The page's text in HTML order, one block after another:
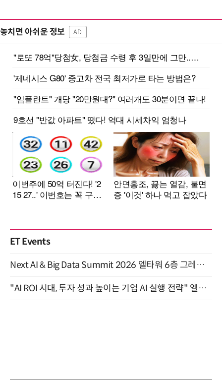
놓치면 아쉬운 정보 AD
ET Events
Next AI & Big Data Summit 2026 엘타워 6층 그레이스홀 개최 (9/18)
"AI ROI 시대, 투자 성과 높이는 기업 AI 실행 전략" 엘타워 6층 (9월 18일)